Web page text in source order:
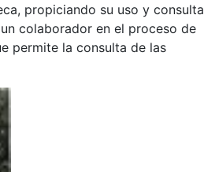
propiciando su uso y consulta
colaborador en el proceso de
permite la consulta de las